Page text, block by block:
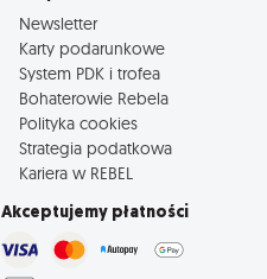
Newsletter
Karty podarunkowe
System PDK i trofea
Bohaterowie Rebela
Polityka cookies
Strategia podatkowa
Kariera w REBEL
Akceptujemy płatności